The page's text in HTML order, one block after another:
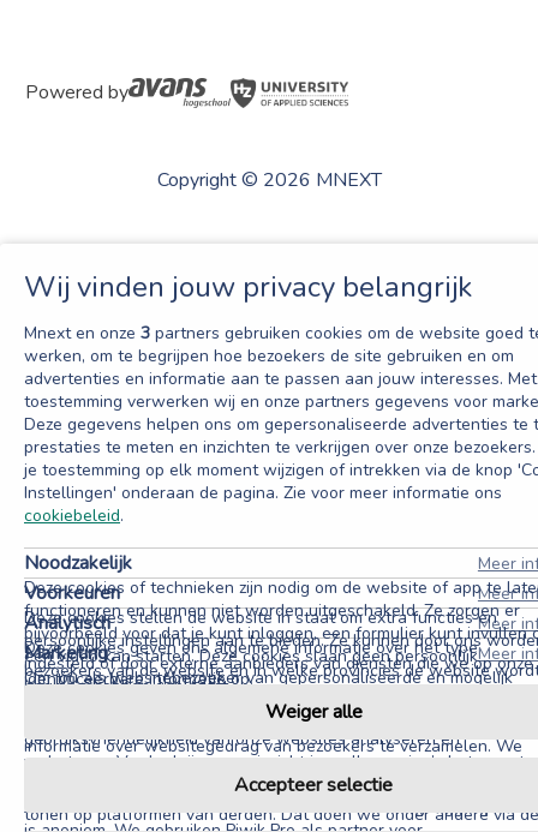
Copyright © 2026 MNEXT
Powered by
Wij vinden jouw privacy belangrijk
Mnext en onze 3 partners gebruiken cookies om de website goed
werken, om te begrijpen hoe bezoekers de site gebruiken en om
advertenties en informatie aan te passen aan jouw interesses.
toestemming verwerken wij en onze partners gegevens voor
Deze gegevens helpen ons om gepersonaliseerde advertenties te
prestaties te meten en inzichten te verkrijgen over onze
je toestemming op elk moment wijzigen of intrekken via de knop
Instellingen' onderaan de pagina. Zie voor meer informatie ons
cookiebeleid.
Noodzakelijk
Meer
Deze cookies of technieken zijn nodig om de website of app te
functioneren en kunnen niet worden uitgeschakeld. Ze zorgen er
bijvoorbeeld voor dat je kunt inloggen, een formulier kunt invullen
een video kan starten. Deze cookies slaan geen persoonlijk
identificeerbare informatie op.
Voorkeuren
Meer
Deze cookies stellen de website in staat om extra functies en
persoonlijke instellingen aan te bieden. Ze kunnen door ons
ingesteld of door externe aanbieders van diensten die we op onze
pagina’s hebben geplaatst.
Analytisch
Meer
Deze cookies geven ons algemene informatie over het type
bezoekers van de website en in welke provincies de website
bezocht. Ook zien we vanaf welke websites bezoekers doorklikken
naar Mnext. Op deze manier kunnen we de prestaties en
gebruiksvriendelijkheid van onze websites analyseren en
verbeteren. Verder krijgen we inzicht in welke pagina’s het meest
minst populair zijn en hoe bezoekers zich door de website
Alle informatie die deze cookies verzamelen wordt geaggregeerd
Marketing
Meer
Om jou als websitebezoeker van gepersonaliseerde en mogelijk
relevantere informatie te kunnen voorzien, gebruiken wij
marketingcookies. We plaatsen deze op de website om uitgebreide
informatie over websitegedrag van bezoekers te verzamelen. We
het bezoek aan onze website, gepersonaliseerde advertenties te
tonen op platformen van derden. Dat doen we onder andere via de
Accepteer selectie
Weiger alle